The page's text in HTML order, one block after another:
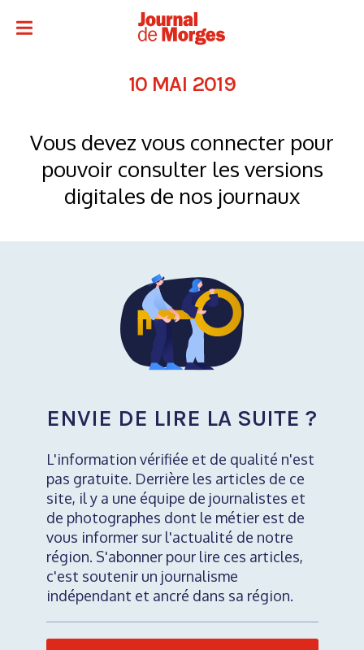
10 MAI 2019
Vous devez vous connecter pour
pouvoir consulter les versions
digitales de nos journaux
ENVIE DE LIRE LA SUITE ?
L'information vérifiée et de qualité n'est
pas gratuite. Derrière les articles de ce
site, il y a une équipe de journalistes et
de photographes dont le métier est de
vous informer sur l'actualité de notre
région. S'abonner pour lire ces articles,
c'est soutenir un journalisme
indépendant et ancré dans sa région.